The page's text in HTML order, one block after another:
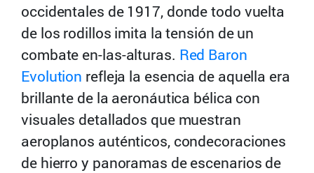
occidentales de 1917, donde todo vuelta
de los rodillos imita la tensión de un
combate en-las-alturas. Red Baron
Evolution refleja la esencia de aquella era
brillante de la aeronáutica bélica con
visuales detallados que muestran
aeroplanos auténticos, condecoraciones
de hierro y panoramas de escenarios de